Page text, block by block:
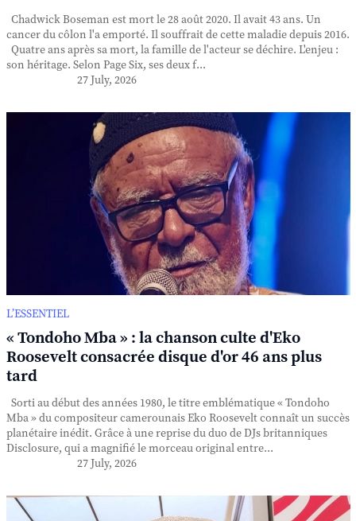
Chadwick Boseman est mort le 28 août 2020. Il avait 43 ans. Un
cancer du côlon l'a emporté. Il souffrait de cette maladie depuis 2016.
Quatre ans après sa mort, la famille de l'acteur se déchire. L'enjeu :
son héritage. Selon Page Six, ses deux f...
27 July, 2026
L’ESSENTIEL
« Tondoho Mba » : la chanson culte d'Eko
Roosevelt consacrée disque d'or 46 ans plus
tard
Sorti au début des années 1980, le titre emblématique « Tondoho
Mba » du compositeur camerounais Eko Roosevelt connaît un succès
planétaire inédit. Grâce à une reprise du duo de DJs britanniques
Disclosure, qui a magnifié le morceau original entre...
27 July, 2026